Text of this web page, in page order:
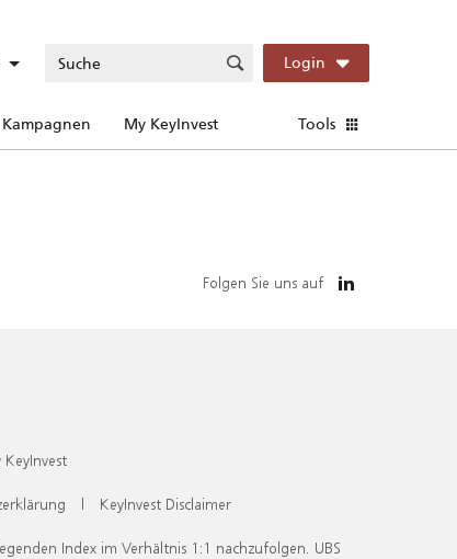
Login
Kampagnen My KeyInvest Tools
Folgen Sie uns auf
KeyInvest
| KeyInvest Disclaimer
Index im Verhältnis 1:1 nachzufolgen. UBS